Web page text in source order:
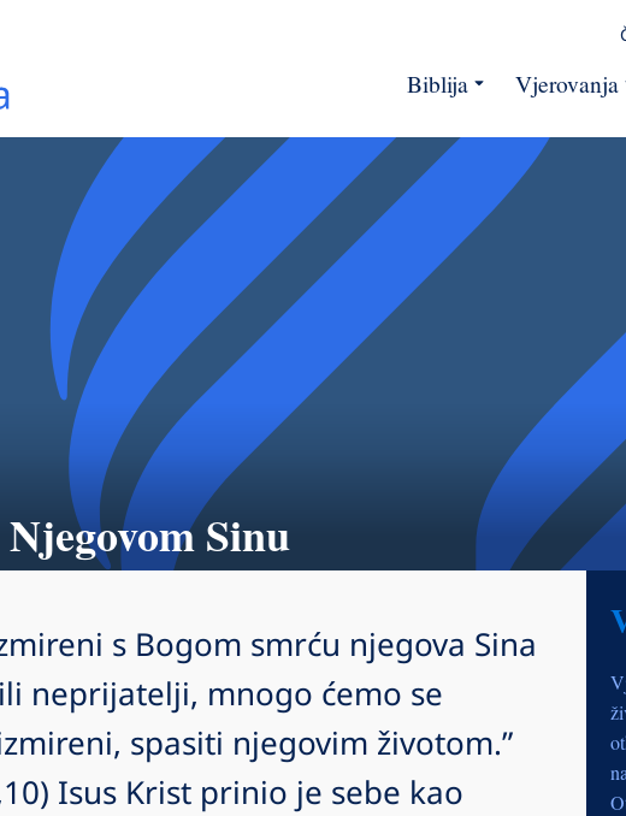
Biblija Vjerovanja
Sinu
s Bogom smrću njegova Sina
neprijatelji, mnogo ćemo se
spasiti njegovim životom.”
Isus Krist prinio je sebe kao